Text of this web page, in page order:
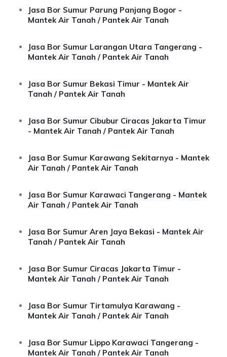
Jasa Bor Sumur Parung Panjang Bogor -
Mantek Air Tanah / Pantek Air Tanah
Jasa Bor Sumur Larangan Utara Tangerang -
Mantek Air Tanah / Pantek Air Tanah
Jasa Bor Sumur Bekasi Timur - Mantek Air
Tanah / Pantek Air Tanah
Jasa Bor Sumur Cibubur Ciracas Jakarta Timur
- Mantek Air Tanah / Pantek Air Tanah
Jasa Bor Sumur Karawang Sekitarnya - Mantek
Air Tanah / Pantek Air Tanah
Jasa Bor Sumur Karawaci Tangerang - Mantek
Air Tanah / Pantek Air Tanah
Jasa Bor Sumur Aren Jaya Bekasi - Mantek Air
Tanah / Pantek Air Tanah
Jasa Bor Sumur Ciracas Jakarta Timur -
Mantek Air Tanah / Pantek Air Tanah
Jasa Bor Sumur Tirtamulya Karawang -
Mantek Air Tanah / Pantek Air Tanah
Jasa Bor Sumur Lippo Karawaci Tangerang -
Mantek Air Tanah / Pantek Air Tanah